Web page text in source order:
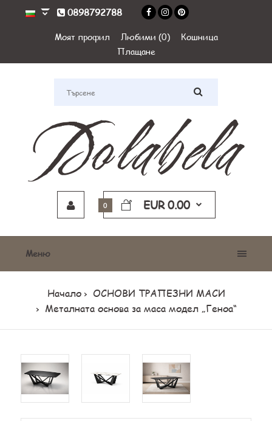
0898792788
Моят профил Любими (0)
Кошница
Плащане
0 EUR 0.00
Меню
Начало
ОСНОВИ ТРАПЕЗНИ МАСИ
Металната основа за маса модел „Геноа“